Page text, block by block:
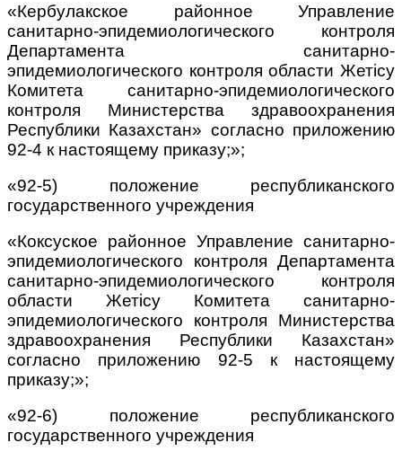
«Кербулакское районное Управление
санитарно-эпидемиологического контроля
Департамента санитарно-
эпидемиологического контроля области Жетісу
Комитета санитарно-эпидемиологического
контроля Министерства здравоохранения
Республики Казахстан» согласно приложению
92-4 к настоящему приказу;»;
«92-5) положение республиканского
государственного учреждения
«Коксуское районное Управление санитарно-
эпидемиологического контроля Департамента
санитарно-эпидемиологического контроля
области Жетісу Комитета санитарно-
эпидемиологического контроля Министерства
здравоохранения Республики Казахстан»
согласно приложению 92-5 к настоящему
приказу;»;
«92-6) положение республиканского
государственного учреждения